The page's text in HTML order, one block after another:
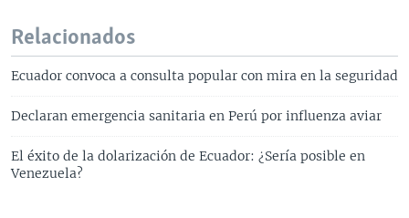
Relacionados
Ecuador convoca a consulta popular con mira en la seguridad
Declaran emergencia sanitaria en Perú por influenza aviar
El éxito de la dolarización de Ecuador: ¿Sería posible en
Venezuela?